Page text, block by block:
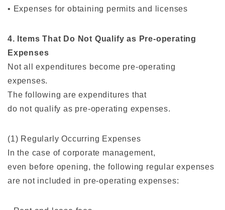
• Expenses for obtaining permits and licenses
4. Items That Do Not Qualify as Pre-operating
Expenses
Not all expenditures become pre-operating
expenses.
The following are expenditures that
do not qualify as pre-operating expenses.
(1) Regularly Occurring Expenses
In the case of corporate management,
even before opening, the following regular expenses
are not included in pre-operating expenses: